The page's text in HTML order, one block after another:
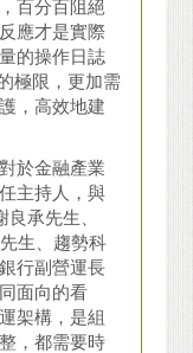
百分百阻絕
應才是實際
的操作日誌
極限，更加需
，高效地建
於金融產業
主持人，與
承先生、
生、趨勢科
行副營運長
面向的看
架構，是組
，都需要時